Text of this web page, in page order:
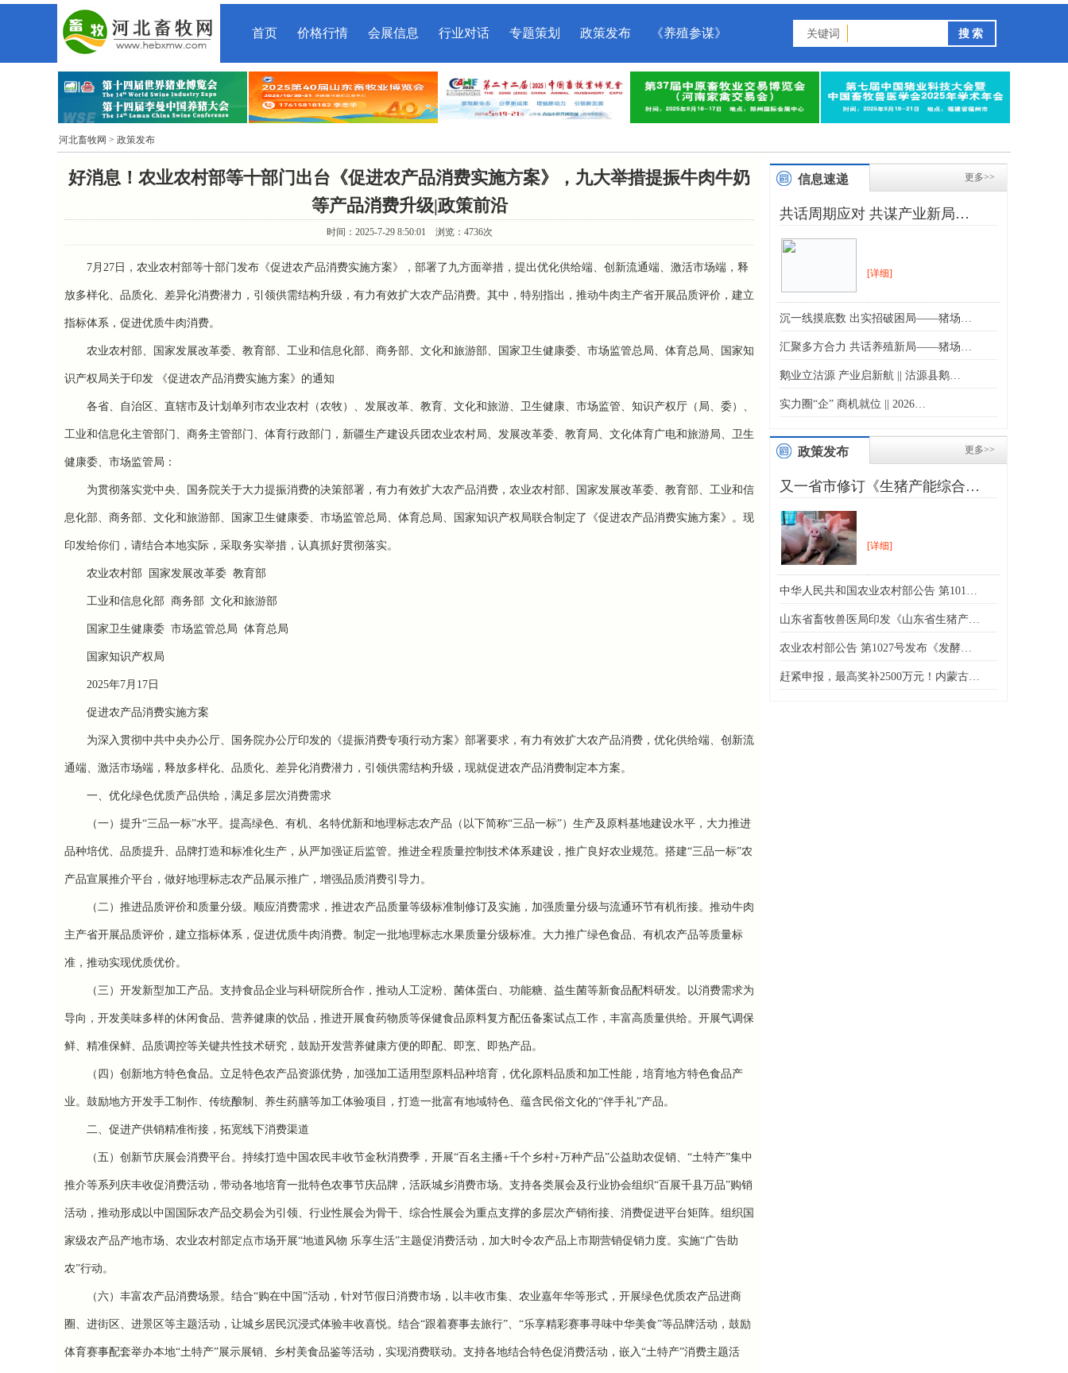
首页 价格行情 会展信息 行业对话 专题策划 政策发布 《养殖参谋》 关键词
河北畜牧网 > 政策发布
好消息！农业农村部等十部门出台《促进农产品消费实施方案》，九大举措提振牛肉牛奶
等产品消费升级|政策前沿
时间：2025-7-29 8:50:01 浏览：4736次
7月27日， 农业农村部等十部门发布《促进农产品消费实施方案》，部署了九方面举措，提出优化供给端、创新流通端、激活市场端，释
放多样化、品质化、差异化消费潜力，引领供需结构升级，有力有效扩大农产品消费。其中，特别指出， 推动牛肉主产省开展品质评价，建立
指标体系，促进优质牛肉消费。
农业农村部、国家发展改革委、教育部、工业和信息化部、商务部、文化和旅游部、国家卫生健康委、市场监管总局、体育总局、国家知
识产权局关于印发 《促进农产品消费实施方案》的通知
各省、自治区、直辖市及计划单列市农业农村（农牧）、发展改革、教育、文化和旅游、卫生健康、市场监管、知识产权厅（局、委）、
工业和信息化主管部门、商务主管部门、体育行政部门，新疆生产建设兵团农业农村局、发展改革委、教育局、文化体育广电和旅游局、卫生
健康委、市场监管局：
为贯彻落实党中央、国务院关于大力提振消费的决策部署，有力有效扩大农产品消费，农业农村部、国家发展改革委、教育部、工业和信
息化部、商务部、文化和旅游部、国家卫生健康委、市场监管总局、体育总局、国家知识产权局联合制定了《促进农产品消费实施方案》。现
印发给你们，请结合本地实际，采取务实举措，认真抓好贯彻落实。
农业农村部 国家发展改革委 教育部
工业和信息化部 商务部 文化和旅游部
国家卫生健康委 市场监管总局 体育总局
国家知识产权局
2025年7月17日
促进农产品消费实施方案
为深入贯彻中共中央办公厅、国务院办公厅印发的《提振消费专项行动方案》部署要求，有力有效扩大农产品消费，优化供给端、创新流
通端、激活市场端，释放多样化、品质化、差异化消费潜力，引领供需结构升级，现就促进农产品消费制定本方案。
一、优化绿色优质产品供给，满足多层次消费需求
（一）提升“三品一标”水平。 提高绿色、有机、名特优新和地理标志农产品（以下简称“三品一标”）生产及原料基地建设水平，大力推进
品种培优、品质提升、品牌打造和标准化生产，从严加强证后监管。 推进全程质量控制技术体系建设，推广良好农业规范。搭建“三品一标”农
产品宣展推介平台，做好地理标志农产品展示推广，增强品质消费引导力。
（二）推进品质评价和质量分级。 顺应消费需求，推进农产品质量等级标准制修订及实施，加强质量分级与流通环节有机衔接。 推动牛肉
主产省开展品质评价，建立指标体系，促进优质牛肉消费。 制定一批地理标志水果质量分级标准。 大力推广绿色食品、有机农产品等质量标
准，推动实现优质优价。
（三）开发新型加工产品。 支持食品企业与科研院所合作，推动人工淀粉、菌体蛋白、功能糖、益生菌等新食品配料研发。以消费需求为
导向，开发美味多样的休闲食品、营养健康的饮品，推进开展食药物质等保健食品原料复方配伍备案试点工作，丰富高质量供给。 开展气调保
鲜、精准保鲜、品质调控等关键共性技术研究，鼓励开发营养健康方便的即配、即烹、即热产品。
（四）创新地方特色食品。 立足特色农产品资源优势，加强加工适用型原料品种培育，优化原料品质和加工性能，培育地方特色食品产
业。 鼓励地方开发手工制作、传统酿制、养生药膳等加工体验项目，打造一批富有地域特色、蕴含民俗文化的“伴手礼”产品。
二、促进产供销精准衔接，拓宽线下消费渠道
（五）创新节庆展会消费平台。 持续打造中国农民丰收节金秋消费季，开展“百名主播+千个乡村+万种产品”公益助农促销、“土特产”集中
推介等系列庆丰收促消费活动，带动各地培育一批特色农事节庆品牌，活跃城乡消费市场。支持各类展会及行业协会组织“百展千县万品”购销
活动，推动形成以中国国际农产品交易会为引领、行业性展会为骨干、综合性展会为重点支撑的多层次产销衔接、消费促进平台矩阵。 组织国
家级农产品产地市场、农业农村部定点市场开展“地道风物 乐享生活”主题促消费活动，加大时令农产品上市期营销促销力度。实施“广告助
农”行动。
（六）丰富农产品消费场景。 结合“购在中国”活动，针对节假日消费市场，以丰收市集、农业嘉年华等形式，开展绿色优质农产品进商
圈、进街区、进景区等主题活动，让城乡居民沉浸式体验丰收喜悦。结合“跟着赛事去旅行”、“乐享精彩赛事寻味中华美食”等品牌活动，鼓励
体育赛事配套举办本地“土特产”展示展销、乡村美食品鉴等活动，实现消费联动。支持各地结合特色促消费活动，嵌入“土特产”消费主题活
更多>>
信息速递
共话周期应对 共谋产业新局…
[详细]
沉一线摸底数 出实招破困局——猪场…
汇聚多方合力 共话养殖新局——猪场…
鹅业立沽源 产业启新航 || 沽源县鹅…
实力圈“企” 商机就位 || 2026…
更多>>
政策发布
又一省市修订《生猪产能综合…
[详细]
中华人民共和国农业农村部公告 第101…
山东省畜牧兽医局印发《山东省生猪产…
农业农村部公告 第1027号发布《发酵…
赶紧申报，最高奖补2500万元！内蒙古…